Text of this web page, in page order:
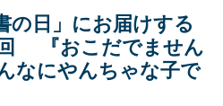
の日」にお届けする
『おこだでません
なにやんちゃな子で